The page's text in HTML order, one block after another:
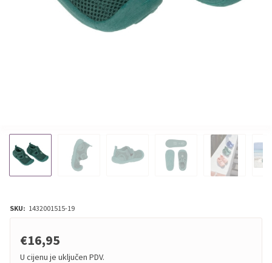
SKU: 1432001515-19
€16,95
U cijenu je uključen PDV.